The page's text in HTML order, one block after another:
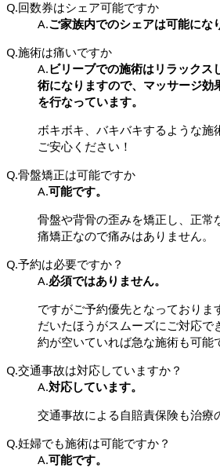
Q.回数券はシェア可能ですか
A.ご家族内でのシェアは可能にな
Q.施術は痛いですか
A.ビリーブでの施術はリラックス
術になりますので、マッサージ効
を行なっています。
ボキボキ、バキバキするような施
ご安心ください！
Q.骨盤矯正は可能ですか
A.可能です。
骨盤や背骨の歪みを矯正し、正常
痛矯正なので痛みはありません。
Q.予約は必要ですか？
A.必須ではありません。
ですがご予約優先となっておりま
だいたほうがスムーズにご対応で
約が空いていれば急な施術も可能
Q.交通事故は対応していますか？
A.対応しています。
交通事故による自賠責保険も治療
Q.妊婦でも施術は可能ですか？
A.可能です。